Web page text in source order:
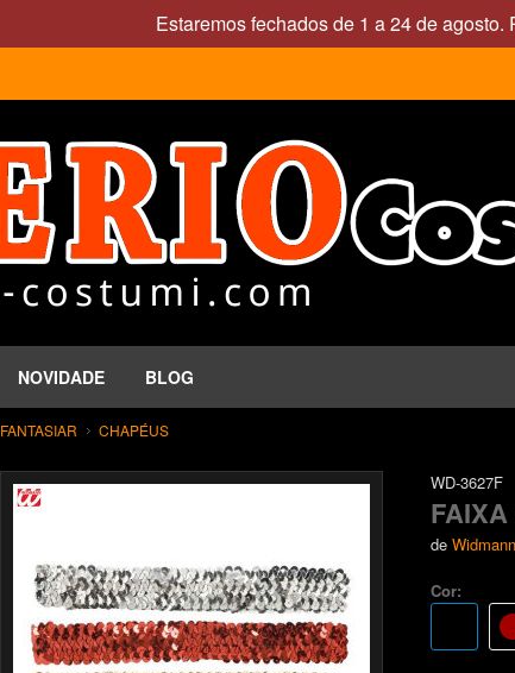
Estaremos fechados de 1 a 24 de agosto.
NOVIDADE BLOG
FANTASIAR CHAPÉUS
WD-3627F
de Widmann
Cor: